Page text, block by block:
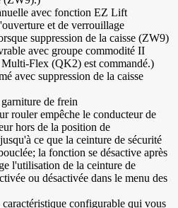
avec fonction EZ Lift
et de verrouillage
suppression de la caisse (ZW9)
avec groupe commodité II
Flex (QK2) est commandé.)
avec suppression de la caisse
de frein
rouler empêche le conducteur de
hors de la position de
ce que la ceinture de sécurité
la fonction se désactive après
l'utilisation de la ceinture de
ou désactivée dans le menu des
configurable qui vous